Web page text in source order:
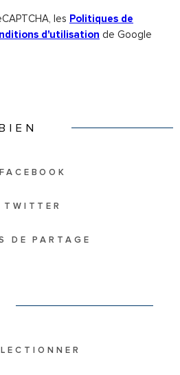
les Politiques de
d'utilisation de Google
FACEBOOK
TWITTER
DE PARTAGE